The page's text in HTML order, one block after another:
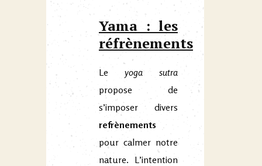
Yama : les
réfrènements
Le yoga sutra
propose de
s’imposer divers
refrènements
pour calmer notre
nature. L’intention